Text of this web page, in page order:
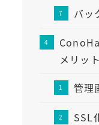
バッ
メリット
管理
SSL